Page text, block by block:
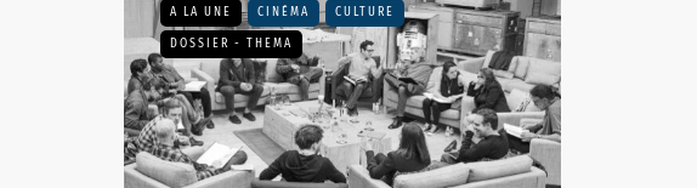
A LA UNE CINÉMA CULTURE
DOSSIER - THEMA